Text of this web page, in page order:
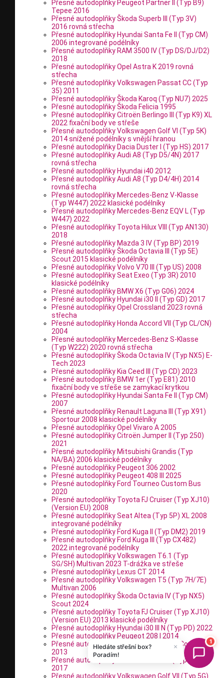
Přesné autodoplňky Peugeot Partner II (Typ B9)
Tepee 2016
Přesné autodoplňky Škoda Superb III (Typ 3V)
2016 rovná střecha
Přesné autodoplňky Hyundai Santa Fe II (Typ CM)
2006 integrované podélníky
Přesné autodoplňky RAM 3500 IV (Typ DS/DJ/D2)
2018
Přesné autodoplňky Opel Astra K 2019 rovná
střecha
Přesné autodoplňky Volkswagen Passat CC (Typ
35) 2011
Přesné autodoplňky Škoda Karoq (Typ NU7) 2025
Přesné autodoplňky Škoda Felicia 1995
Přesné autodoplňky Citroën Berlingo III (Typ K9) XL
2022 fixační body ve střeše
Přesné autodoplňky Volkswagen Golf VI (Typ 5K)
2014 snížené podélníky s vnější hranou
Přesné autodoplňky Dacia Duster I (Typ HS) 2017
Přesné autodoplňky Audi A8 (Typ D5/4N) 2017
rovná střecha
Přesné autodoplňky Hyundai i40 2012
Přesné autodoplňky Audi A8 (Typ D4/4H) 2014
rovná střecha
Přesné autodoplňky Mercedes-Benz V-Klasse
(Typ W447) 2022 klasické podélníky
Přesné autodoplňky Mercedes-Benz EQV L (Typ
W447) 2022
Přesné autodoplňky Toyota Hilux VIII (Typ AN130)
2018
Přesné autodoplňky Mazda 3 IV (Typ BP) 2019
Přesné autodoplňky Škoda Octavia III (Typ 5E)
Scout 2015 klasické podélníky
Přesné autodoplňky Volvo V70 III (Typ US) 2008
Přesné autodoplňky Seat Exeo (Typ 3R) 2010
klasické podélníky
Přesné autodoplňky BMW X6 (Typ G06) 2024
Přesné autodoplňky Hyundai i30 II (Typ GD) 2017
Přesné autodoplňky Opel Crossland 2023 rovná
střecha
Přesné autodoplňky Honda Accord VII (Typ CL/CN)
2004
Přesné autodoplňky Mercedes-Benz S-Klasse
(Typ W222) 2020 rovná střecha
Přesné autodoplňky Škoda Octavia IV (Typ NX5) E-
Tech 2023
Přesné autodoplňky Kia Ceed III (Typ CD) 2023
Přesné autodoplňky BMW 1er (Typ E81) 2010
fixační body ve střeše se zamykací krytkou
Přesné autodoplňky Hyundai Santa Fe II (Typ CM)
2007
Přesné autodoplňky Renault Laguna III (Typ X91)
Sportour 2008 klasické podélníky
Přesné autodoplňky Opel Vivaro A 2005
Přesné autodoplňky Citroën Jumper II (Typ 250)
2021
Přesné autodoplňky Mitsubishi Grandis (Typ
NA/BA) 2006 klasické podélníky
Přesné autodoplňky Peugeot 306 2002
Přesné autodoplňky Peugeot 408 III 2025
Přesné autodoplňky Ford Tourneo Custom Bus
2020
Přesné autodoplňky Toyota FJ Cruiser (Typ XJ10)
(Version EU) 2008
Přesné autodoplňky Seat Altea (Typ 5P) XL 2008
integrované podélníky
Přesné autodoplňky Ford Kuga II (Typ DM2) 2019
Přesné autodoplňky Ford Kuga III (Typ CX482)
2022 integrované podélníky
Přesné autodoplňky Volkswagen T6.1 (Typ
SG/SH) Multivan 2023 T-drážka ve střeše
Přesné autodoplňky Lexus CT 2014
Přesné autodoplňky Volkswagen T5 (Typ 7H/7E)
Multivan 2006
Přesné autodoplňky Škoda Octavia IV (Typ NX5)
Scout 2024
Přesné autodoplňky Toyota FJ Cruiser (Typ XJ10)
(Version EU) 2013 klasické podélníky
Přesné autodoplňky Hyundai i30 III N (Typ PD) 2022
Přesné autodoplňky Peugeot 208 I 2014
Přesné autodoplňky BMW 3er (Typ E92) Coupe
2013
Přesné autodoplňky Suzuki S-Cross II (Typ JY)
2017
Přesné autodoplňky Volkswagen Golf VII (Typ 5G)